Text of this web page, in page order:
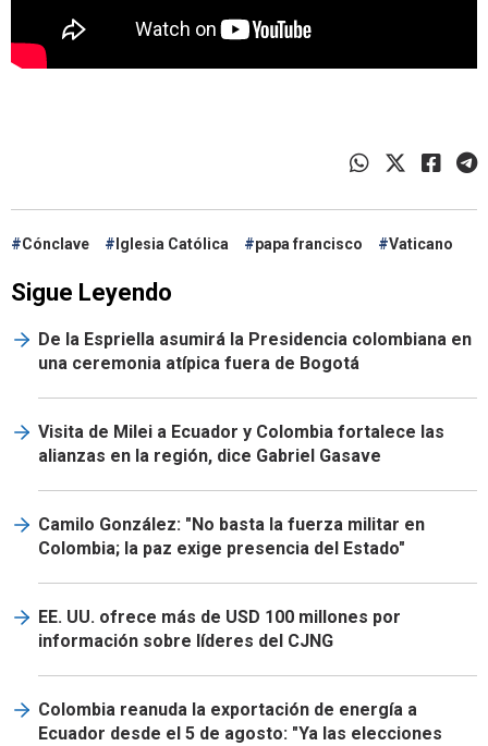
Cónclave Iglesia Católica papa francisco Vaticano
Sigue Leyendo
De la Espriella asumirá la Presidencia colombiana en
una ceremonia atípica fuera de Bogotá
Visita de Milei a Ecuador y Colombia fortalece las
alianzas en la región, dice Gabriel Gasave
Camilo González: "No basta la fuerza militar en
Colombia; la paz exige presencia del Estado"
EE. UU. ofrece más de USD 100 millones por
información sobre líderes del CJNG
Colombia reanuda la exportación de energía a
Ecuador desde el 5 de agosto: "Ya las elecciones